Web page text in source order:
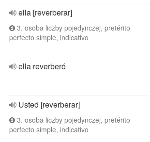
ella [reverberar]
3. osoba liczby pojedynczej, pretérito
perfecto simple, indicativo
ella reverberó
Usted [reverberar]
3. osoba liczby pojedynczej, pretérito
perfecto simple, indicativo